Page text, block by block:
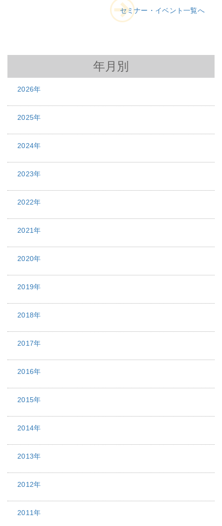
セミナー・イベント一覧へ
年月別
2026年
2025年
2024年
2023年
2022年
2021年
2020年
2019年
2018年
2017年
2016年
2015年
2014年
2013年
2012年
2011年